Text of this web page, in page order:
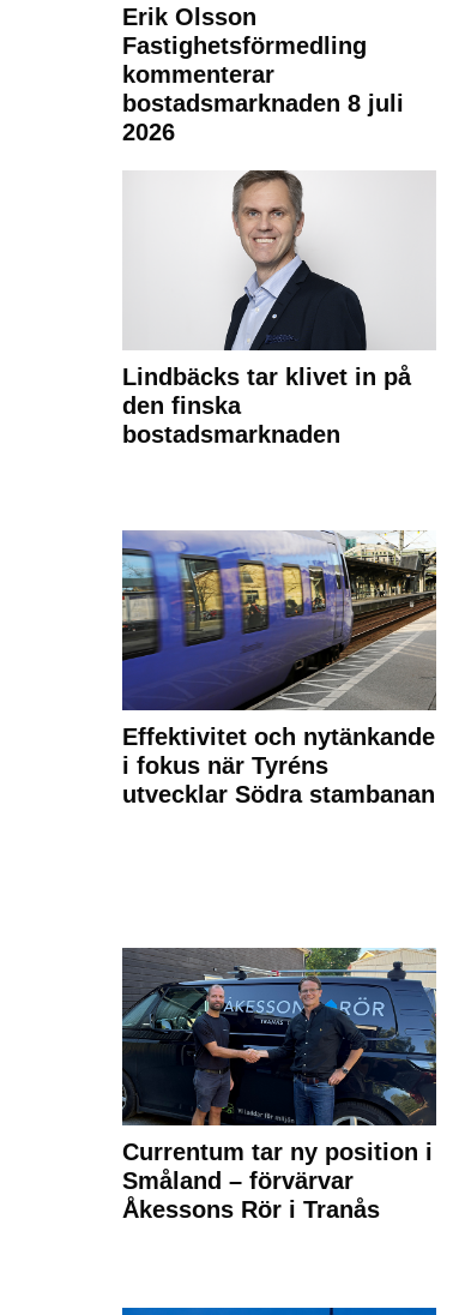
Erik Olsson
Fastighetsförmedling
kommenterar
bostadsmarknaden 8 juli
2026
Lindbäcks tar klivet in på
den finska
bostadsmarknaden
Effektivitet och nytänkande
i fokus när Tyréns
utvecklar Södra stambanan
Currentum tar ny position i
Småland – förvärvar
Åkessons Rör i Tranås